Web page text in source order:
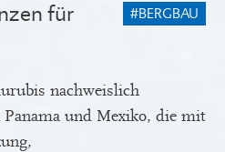
#BERGBAU
für
nachweislich
und Mexiko, die mit